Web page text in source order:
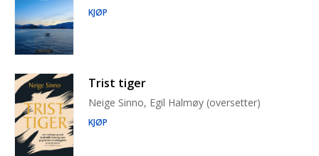
KJØP
Trist tiger
Neige Sinno, Egil Halmøy (oversetter)
KJØP